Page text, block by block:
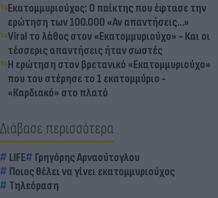
Εκατομμυριούχος: Ο παίκτης που έφτασε την
ερώτηση των 100.000 «Αν απαντήσεις...»
Viral το λάθος στον «Εκατομμυριούχο» - Και οι
τέσσερις απαντήσεις ήταν σωστές
Η ερώτηση στον βρετανικό «Εκατομμυριούχο»
που του στέρησε το 1 εκατομμύριο -
«Καρδιακό» στο πλατό
Διάβασε περισσότερα
LIFE
Γρηγόρης Αρναούτογλου
Ποιος θέλει να γίνει εκατομμυριούχος
Τηλεόραση